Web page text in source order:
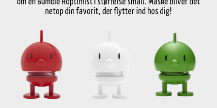
GRATIS FRAGT
499 DKK
1-3 hverdage
Egenskaber
Produktinformation
netop din favorit, der flytter ind hos dig!